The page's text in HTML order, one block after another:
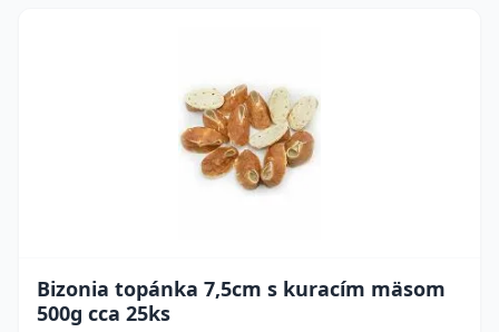
Bizonia topánka 7,5cm s kuracím mäsom
500g cca 25ks